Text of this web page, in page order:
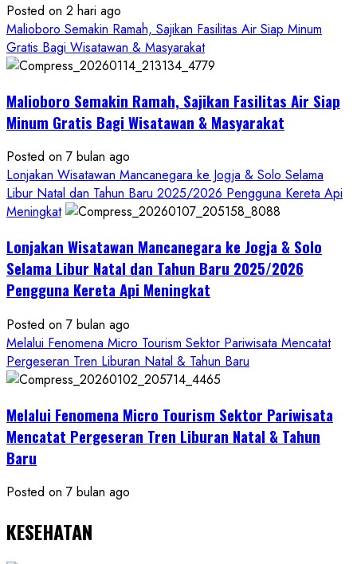
Warnai
Kirab
Budaya
Sadranan
Jobeh
yang
Resmi
Sandang
Status
Kalurahan
Budaya
Posted on 2 hari ago
Malioboro Semakin Ramah, Sajikan Fasilitas Air Siap Minum
Gratis Bagi Wisatawan & Masyarakat
Malioboro Semakin Ramah, Sajikan Fasilitas Air Siap
Minum Gratis Bagi Wisatawan & Masyarakat
Posted on 7 bulan ago
Lonjakan Wisatawan Mancanegara ke Jogja & Solo Selama
Libur Natal dan Tahun Baru 2025/2026 Pengguna Kereta Api
Meningkat
Lonjakan Wisatawan Mancanegara ke Jogja & Solo
Selama Libur Natal dan Tahun Baru 2025/2026
Pengguna Kereta Api Meningkat
Posted on 7 bulan ago
Melalui Fenomena Micro Tourism Sektor Pariwisata Mencatat
Pergeseran Tren Liburan Natal & Tahun Baru
Melalui Fenomena Micro Tourism Sektor Pariwisata
Mencatat Pergeseran Tren Liburan Natal & Tahun
Baru
Posted on 7 bulan ago
KESEHATAN